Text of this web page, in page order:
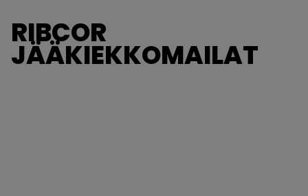
RIBCOR
JÄÄKIEKKOMAILAT